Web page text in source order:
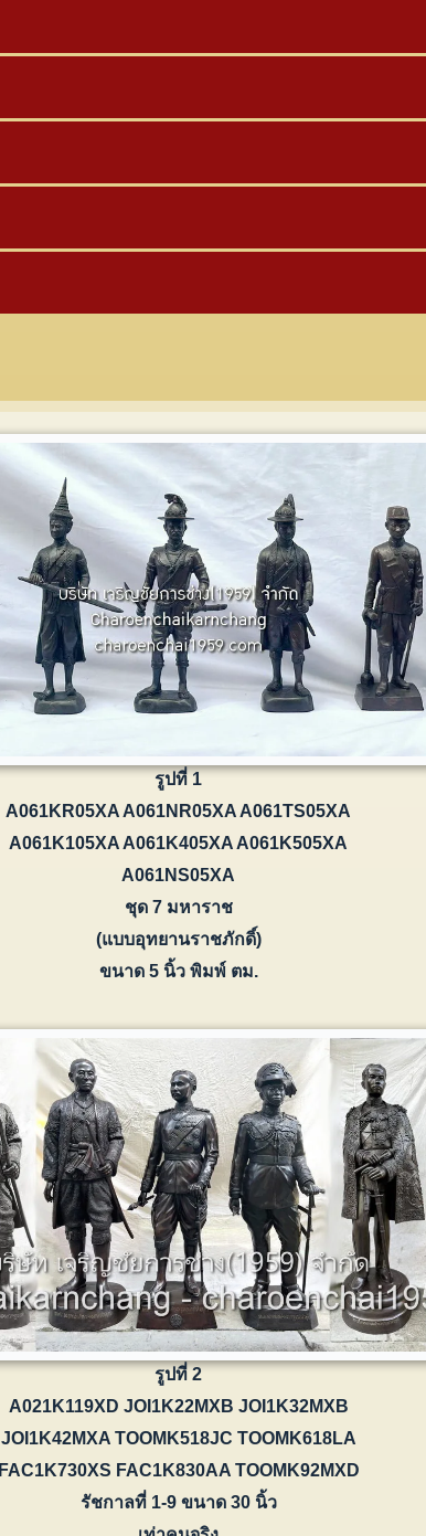
รูปที่ 1
A061KR05XA A061NR05XA A061TS05XA
A061K105XA A061K405XA A061K505XA
A061NS05XA
ชุด 7 มหาราช
(แบบอุทยานราชภักดิ์)
ขนาด 5 นิ้ว พิมพ์ ตม.
รูปที่ 2
A021K119XD JOI1K22MXB JOI1K32MXB
JOI1K42MXA TOOMK518JC TOOMK618LA
FAC1K730XS FAC1K830AA TOOMK92MXD
รัชกาลที่ 1-9 ขนาด 30 นิ้ว